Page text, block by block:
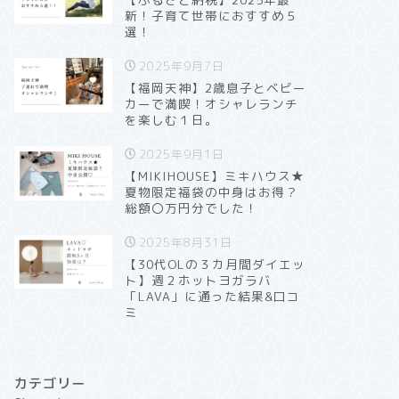
新！子育て世帯におすすめ５
選！
2025年9月7日
【福岡天神】2歳息子とベビー
カーで満喫！オシャレランチ
を楽しむ１日。
2025年9月1日
【MIKIHOUSE】ミキハウス★
夏物限定福袋の中身はお得？
総額〇万円分でした！
2025年8月31日
【30代OLの３カ月間ダイエッ
ト】週２ホットヨガラバ
「LAVA」に通った結果&口コ
ミ
カテゴリー